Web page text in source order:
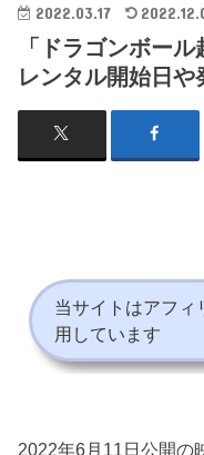
2022.03.17
「ドラゴンボー
レンタル開始日や
当サイトはアフィ
用しています
2022年6月11日公開の